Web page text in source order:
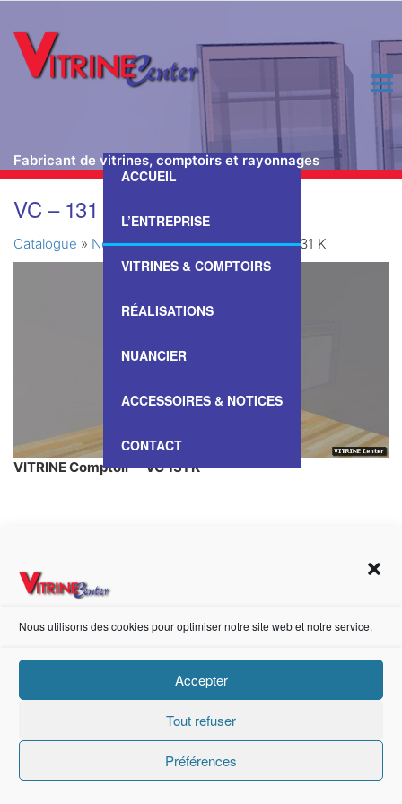
Nous utilisons des cookies pour optimiser notre site web et notre service.
Accepter
Tout refuser
Préférences
Fabricant de vitrines, comptoirs et rayonnages
ACCUEIL
L’ENTREPRISE
VITRINES & COMPTOIRS
RÉALISATIONS
NUANCIER
ACCESSOIRES & NOTICES
CONTACT
VC – 131 K
Catalogue » Nos Vitrines & Comptoirs»VC – 131 K
VITRINE Comptoir – VC 131 K
https://fr-fr.facebook.com/pages/category/Metal-Supplier/Vitrine-Center-1847745018840053/